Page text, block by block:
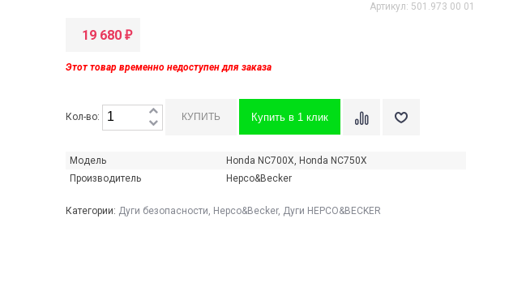
Артикул: 501.973 00 01
19 680 ₽
Этот товар временно недоступен для заказа
Кол-во: Купить в 1 клик
Модель
Honda NC700X, Honda NC750X
Производитель
Hepco&Becker
Категории: Дуги безопасности, Hepco&Becker, Дуги HEPCO&BECKER